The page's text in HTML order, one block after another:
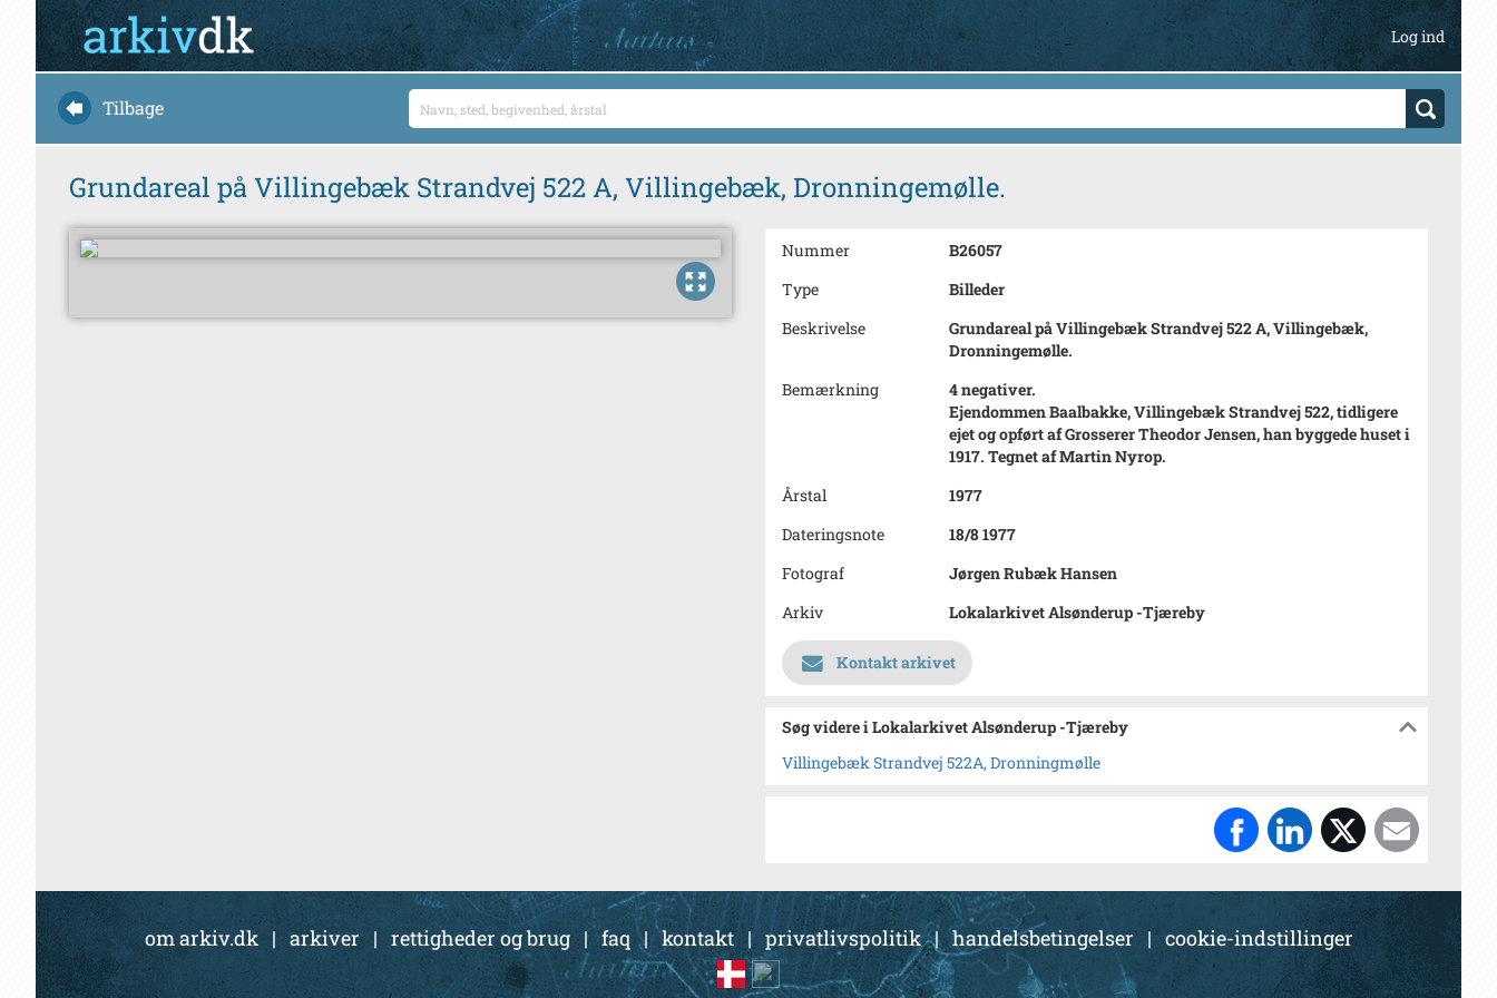
Log ind
Tilbage
Grundareal på Villingebæk Strandvej 522 A, Villingebæk, Dronningemølle.
Nummer
B26057
Type
Billeder
Beskrivelse
Grundareal på Villingebæk Strandvej 522 A, Villingebæk,
Dronningemølle.
Bemærkning
4 negativer.
Ejendommen Baalbakke, Villingebæk Strandvej 522, tidligere
ejet og opført af Grosserer Theodor Jensen, han byggede huset i
1917. Tegnet af Martin Nyrop.
Årstal
1977
Dateringsnote
18/8 1977
Fotograf
Jørgen Rubæk Hansen
Arkiv
Lokalarkivet Alsønderup -Tjæreby
Kontakt arkivet
Søg videre i Lokalarkivet Alsønderup -Tjæreby
Villingebæk Strandvej 522A, Dronningmølle
om arkiv.dk | arkiver| rettigheder og brug|faq |kontakt| privatlivspolitik|handelsbetingelser | cookie-indstillinger